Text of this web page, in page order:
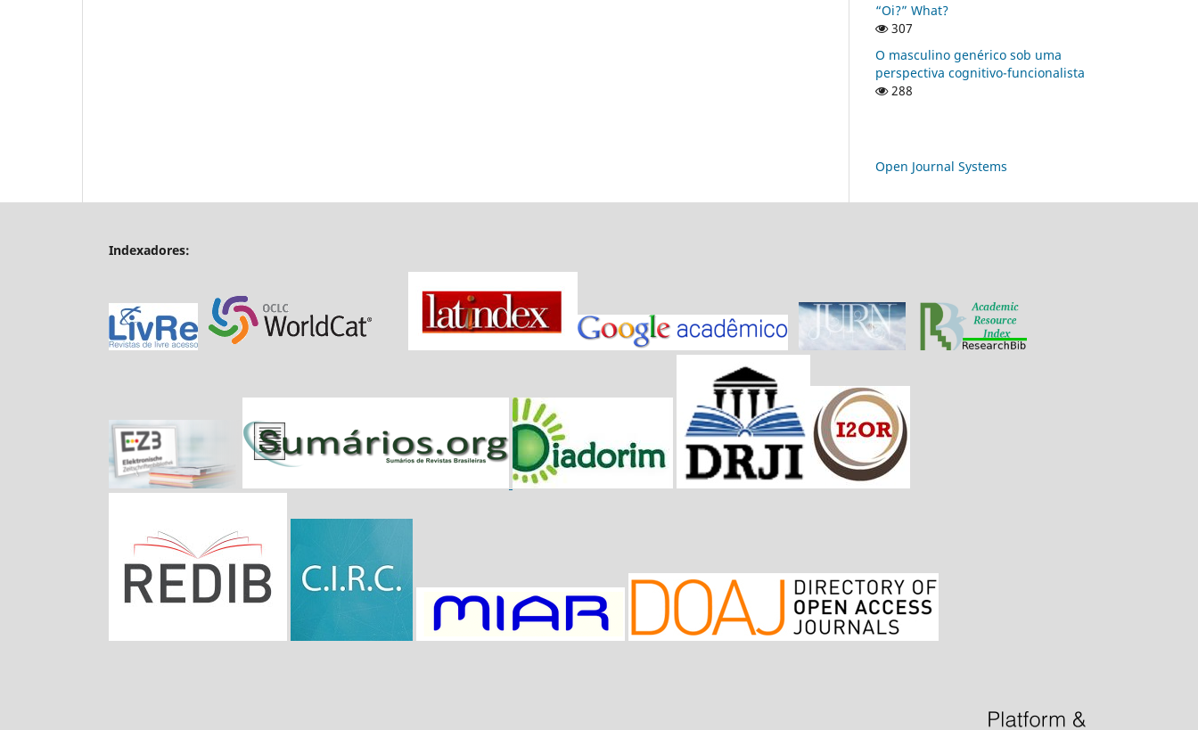
“Oi?” What?
307
O masculino genérico sob uma
perspectiva cognitivo-funcionalista
288
Open Journal Systems
Indexadores: